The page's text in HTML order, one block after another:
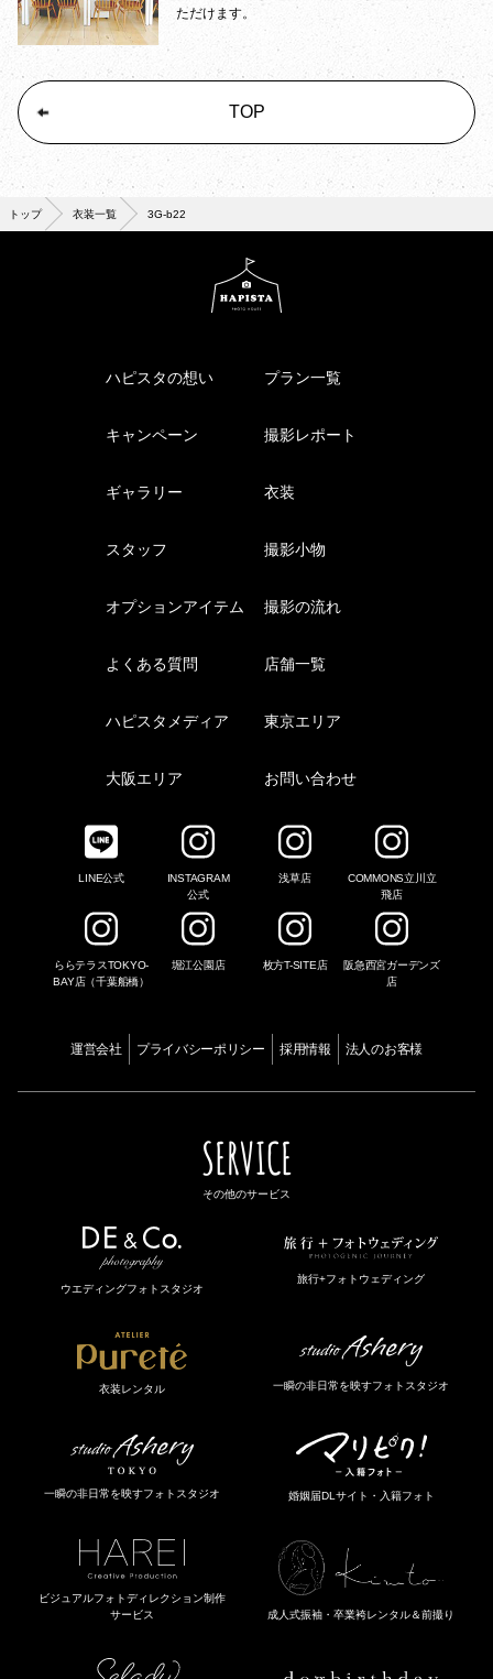
ただけます。
TOP
トップ 衣装一覧 3G-b22
ハピスタの想い プラン一覧
キャンペーン 撮影レポート
ギャラリー 衣装
スタッフ 撮影小物
オプションアイテム 撮影の流れ
よくある質問 店舗一覧
ハピスタメディア 東京エリア
大阪エリア お問い合わせ
LINE公式
INSTAGRAM
公式
浅草店
COMMONS立川立
飛店
ららテラスTOKYO-
BAY店（千葉船橋）
堀江公園店 枚方T-SITE店
阪急西宮ガーデンズ
店
運営会社 プライバシーポリシー 採用情報 法人のお客様
SERVICE
その他のサービス
ウエディングフォトスタジオ
旅行+フォトウェディング
衣装レンタル 一瞬の非日常を映すフォトスタジオ
一瞬の非日常を映すフォトスタジオ 婚姻届DLサイト・入籍フォト
ビジュアルフォトディレクション制作
サービス
成人式振袖・卒業袴レンタル＆前撮り